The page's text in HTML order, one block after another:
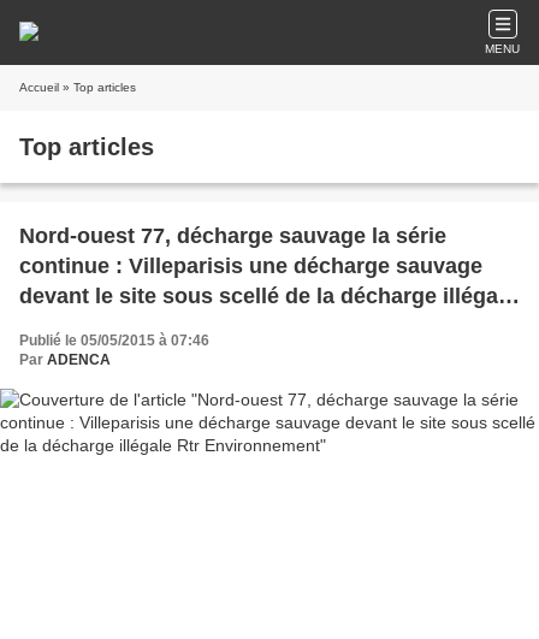
MENU
Accueil » Top articles
Top articles
Nord-ouest 77, décharge sauvage la série
continue : Villeparisis une décharge sauvage
devant le site sous scellé de la décharge illégale
Rtr Environnement
Publié le 05/05/2015 à 07:46
Par ADENCA